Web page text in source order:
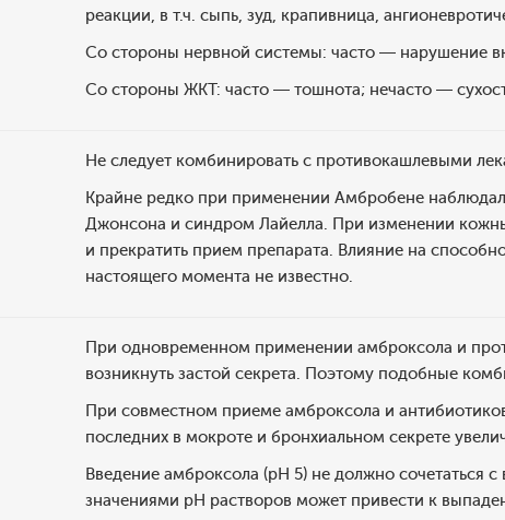
реакции, в т.ч. сыпь, зуд, крапивница,
Со стороны нервной системы: часто — нарушение
Со стороны ЖКТ: часто — тошнота; нечасто —
Не следует комбинировать с противокашлевыми
Крайне редко при применении Амбробене
Джонсона и синдром Лайелла. При изменении
и прекратить прием препарата. Влияние на
настоящего момента не известно.
При одновременном применении амброксола и
возникнуть застой секрета. Поэтому подобные
При совместном приеме амброксола и
последних в мокроте и бронхиальном секрете
Введение амброксола (рН 5) не должно сочетаться
значениями рН растворов может привести к